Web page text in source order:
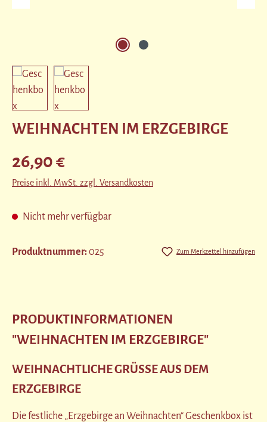
WEIHNACHTEN IM ERZGEBIRGE
Regulärer Preis:
26,90 €
Preise inkl. MwSt. zzgl. Versandkosten
Nicht mehr verfügbar
Zum Merkzettel hinzufügen
Produktnummer:025
PRODUKTINFORMATIONEN
"WEIHNACHTEN IM ERZGEBIRGE"
WEIHNACHTLICHE GRÜSSE AUS DEM E
RZGEBIRGE
Die festliche „Erzgebirge an Weihnachten“ Geschenkbox ist